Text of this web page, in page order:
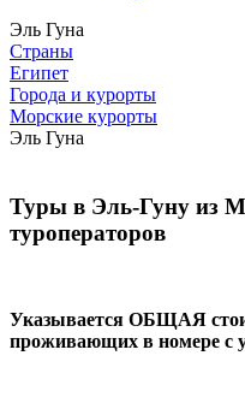
Эль Гуна
Страны
Египет
Города и курорты
Морские курорты
Эль Гуна
Туры в Эль-Гуну из
туроператоров
Указывается ОБЩАЯ
проживающих в номере с